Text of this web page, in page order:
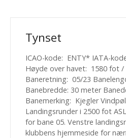
Tynset
ICAO-kode: ENTY* IATA-
Høyde over havet: 1580 fot /
Baneretning: 05/23
Banebredde: 30 meter
Banemerking: Kjegler
Landingsrunder i 2500 fot
for bane 05. Venstre
klubbens hjemmeside for